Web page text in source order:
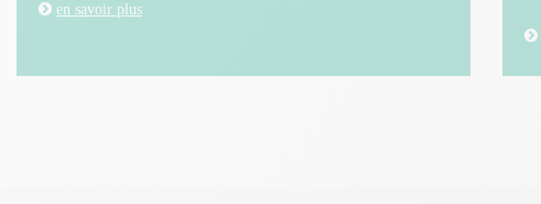
en savoir plus